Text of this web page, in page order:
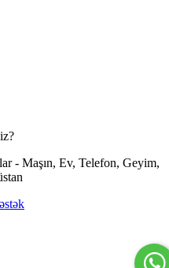
- Maşın, Ev, Telefon, Geyim,